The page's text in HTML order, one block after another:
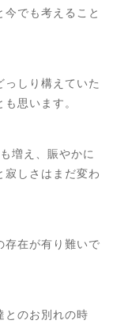
でも考えること
っしり構えていた
思います。
増え、賑やかに
寂しさはまだ変わ
存在が有り難いで
とのお別れの時